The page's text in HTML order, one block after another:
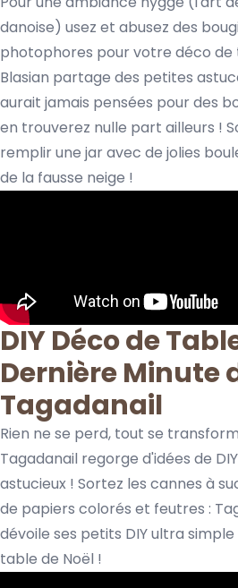
danoise) usez et abusez des
photophores pour votre déco de
Blasian partage des petites
aurait jamais pensées pour des
en trouverez nulle part ailleurs !
remplir une jar avec de jolies
de la fausse neige !
DIY Déco de
Dernière Minute
Tagadanail
Rien ne se perd, tout se
Tagadanail regorge d'idées de
astucieux ! Sortez les cannes à
de papiers colorés et feutres :
dévoile ses petits DIY ultra
table de Noël !